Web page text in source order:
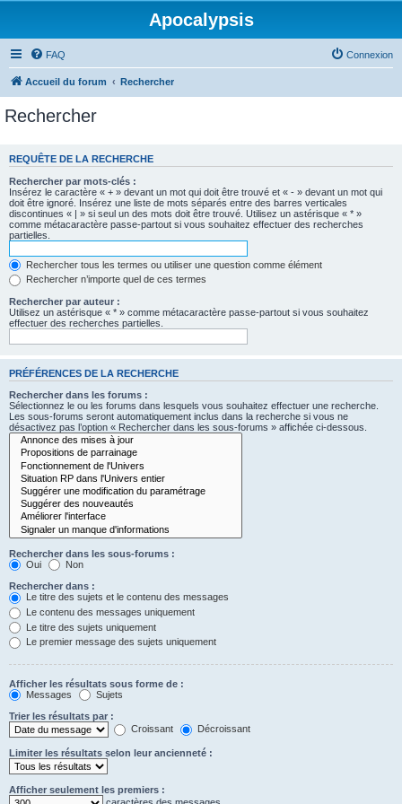
Apocalypsis
FAQ Connexion
Accueil du forum Rechercher
Rechercher
REQUÊTE DE LA RECHERCHE
Rechercher par mots-clés :
Insérez le caractère « + » devant un mot qui doit être trouvé et « - » devant un mot qui
doit être ignoré. Insérez une liste de mots séparés entre des barres verticales
discontinues « | » si seul un des mots doit être trouvé. Utilisez un astérisque « * »
comme métacaractère passe-partout si vous souhaitez effectuer des recherches
partielles.
Rechercher tous les termes ou utiliser une question comme élément
Rechercher n’importe quel de ces termes
Rechercher par auteur :
Utilisez un astérisque « * » comme métacaractère passe-partout si vous souhaitez
effectuer des recherches partielles.
PRÉFÉRENCES DE LA RECHERCHE
Rechercher dans les forums :
Sélectionnez le ou les forums dans lesquels vous souhaitez effectuer une recherche.
Les sous-forums seront automatiquement inclus dans la recherche si vous ne
désactivez pas l’option « Rechercher dans les sous-forums » affichée ci-dessous.
Rechercher dans les sous-forums :
Oui
Non
Rechercher dans :
Le titre des sujets et le contenu des messages
Le contenu des messages uniquement
Le titre des sujets uniquement
Le premier message des sujets uniquement
Afficher les résultats sous forme de :
Messages
Sujets
Trier les résultats par :
Croissant
Décroissant
Limiter les résultats selon leur ancienneté :
Afficher seulement les premiers :